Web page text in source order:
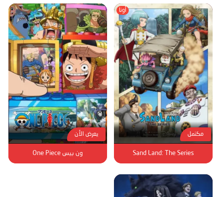
الحلقة 81
الحلقة 82
الحلقة 83
الحلقة 84
الحلقة 85
الحلقة 86
الحلقة 87
الحلقة 88
الحلقة 89
أونا
مكتمل
Sand Land: The Series
يعرض الأن
ون بيس One Piece